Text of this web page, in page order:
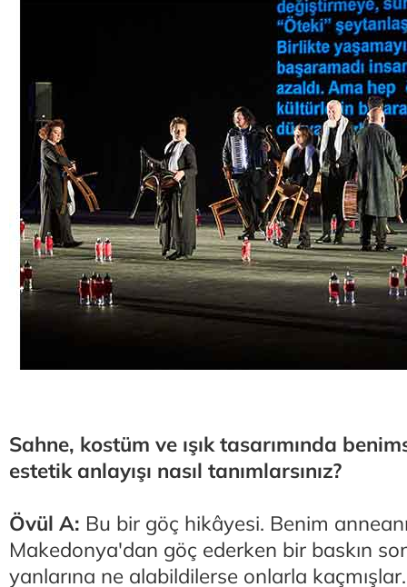
Sahne, kostüm ve ışık tasarımında
estetik anlayışı nasıl tanımlarsınız?
Övül A: Bu bir göç hikâyesi. Benim
Makedonya'dan göç ederken bir baskın
yanlarına ne alabildilerse onlarla kaçmışlar.